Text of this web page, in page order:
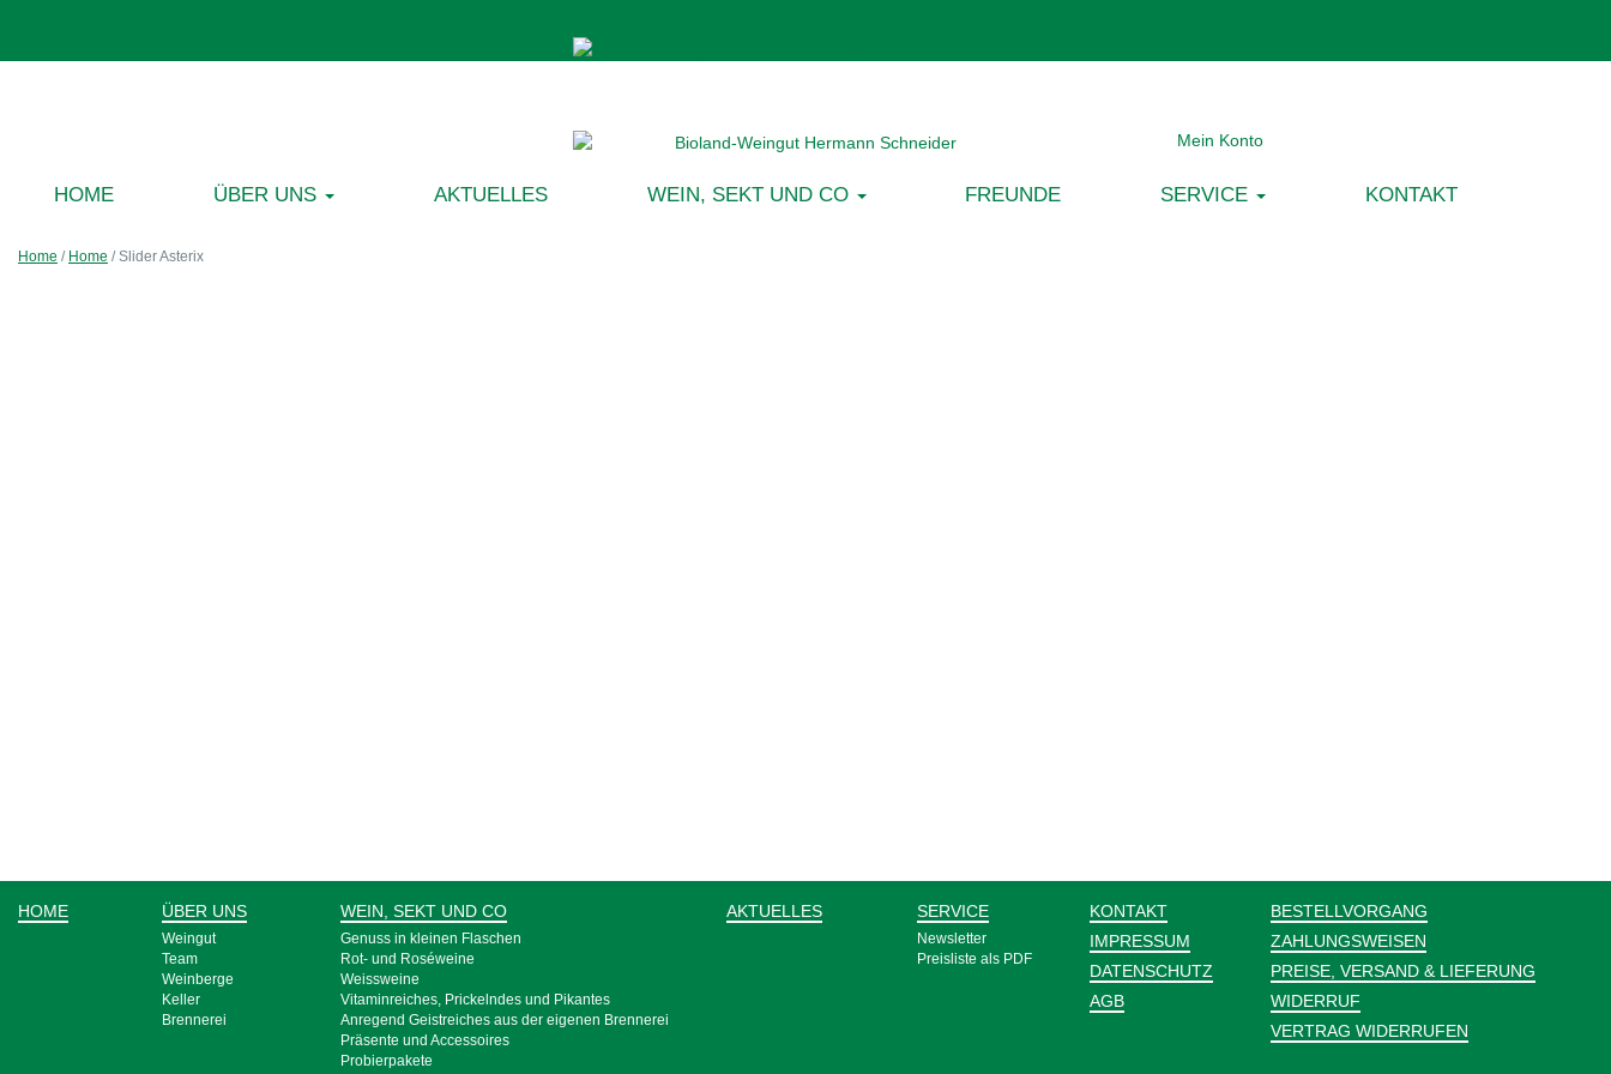
Mein Konto
HOME ÜBER UNS AKTUELLES WEIN, SEKT UND CO FREUNDE SERVICE KONTAKT
Home / Home /Slider Asterix
HOME ÜBER UNS
Weingut
Team
Weinberge
Keller
Brennerei
WEIN, SEKT UND CO
Genuss in kleinen Flaschen
Rot- und Rosé­weine
Weiss­weine
Vitamin­reiches, Pri­ckeln­des und Pikantes
Anre­gend Geist­­reich­es aus der eigenen Bren­nerei
Prä­sente und Acces­­soires
Probier­pakete
AKTUELLES SERVICE
Newsletter
Preisliste als PDF
KONTAKT
IMPRESSUM
DATENSCHUTZ
AGB
BESTELLVORGANG
ZAHLUNGSWEISEN
PREISE, VERSAND & LIEFERUNG
WIDERRUF
VERTRAG WIDERRUFEN